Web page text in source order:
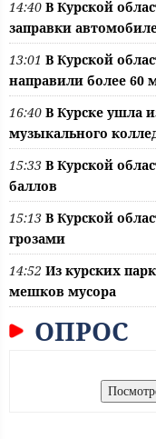
14:40 В Курской
заправки
13:01 В Курской
направили более 60
16:40 В Курске ушла
музыкального
15:33 В Курской
баллов
15:13 В Курской
грозами
14:52 Из курских
мешков мусора
ОПРОС